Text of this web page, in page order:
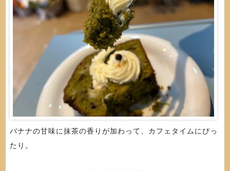
バナナの甘味に抹茶の香りが加わって、カフェタイムにぴっ
たり。